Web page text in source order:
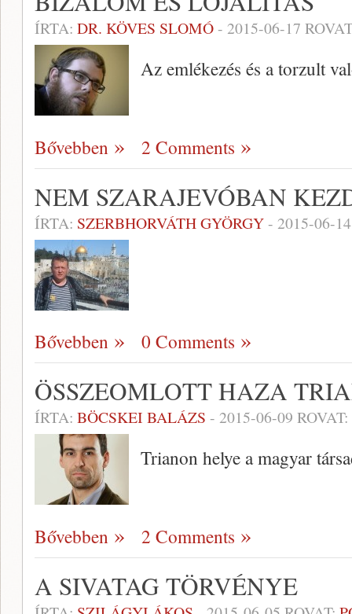
ÍRTA: DR. KÖVES SLOMÓ- 2015-06-17
Az emlékezés és a torzult
Bővebben 2 Comments
NEM SZARAJEVÓBAN
ÍRTA: SZERBHORVÁTH GYÖRGY- 2015-06-14
Bővebben 0 Comments
ÖSSZEOMLOTT HAZA
ÍRTA: BÖCSKEI BALÁZS - 2015-06-09 ROVAT:
Trianon helye a magyar
Bővebben 2 Comments
A SIVATAG TÖRVÉNYE